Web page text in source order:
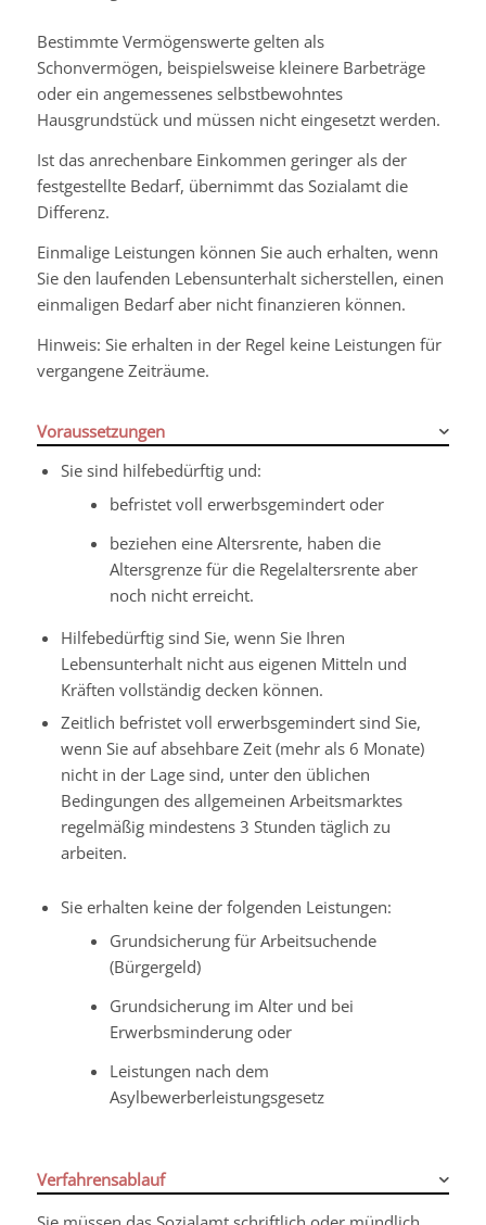
Bestimmte Vermögenswerte gelten als
Schonvermögen, beispielsweise kleinere Barbeträge
oder ein angemessenes selbstbewohntes
Hausgrundstück und müssen nicht eingesetzt werden.
Ist das anrechenbare Einkommen geringer als der
festgestellte Bedarf, übernimmt das Sozialamt die
Differenz.
Einmalige Leistungen können Sie auch erhalten, wenn
Sie den laufenden Lebensunterhalt sicherstellen, einen
einmaligen Bedarf aber nicht finanzieren können.
Hinweis: Sie erhalten in der Regel keine Leistungen für
vergangene Zeiträume.
Voraussetzungen
Sie sind hilfebedürftig und:
befristet voll erwerbsgemindert oder
beziehen eine Altersrente, haben die
Altersgrenze für die Regelaltersrente aber
noch nicht erreicht.
Hilfebedürftig sind Sie, wenn Sie Ihren
Lebensunterhalt nicht aus eigenen Mitteln und
Kräften vollständig decken können.
Zeitlich befristet voll erwerbsgemindert sind Sie,
wenn Sie auf absehbare Zeit (mehr als 6 Monate)
nicht in der Lage sind, unter den üblichen
Bedingungen des allgemeinen Arbeitsmarktes
regelmäßig mindestens 3 Stunden täglich zu
arbeiten.
Sie erhalten keine der folgenden Leistungen:
Grundsicherung für Arbeitsuchende
(Bürgergeld)
Grundsicherung im Alter und bei
Erwerbsminderung oder
Leistungen nach dem
Asylbewerberleistungsgesetz
Verfahrensablauf